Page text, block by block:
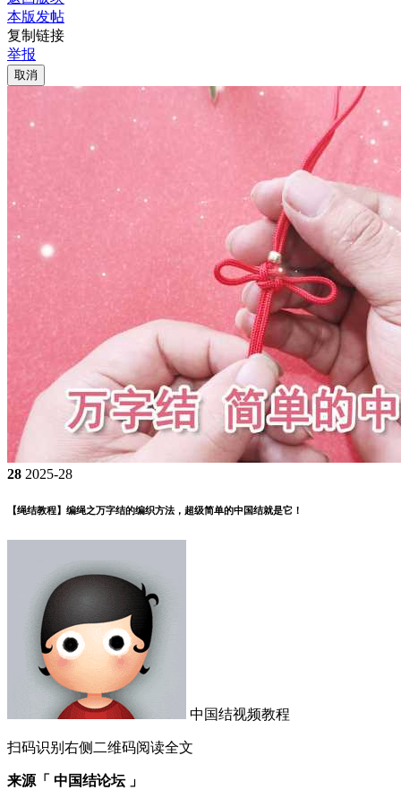
本版发帖
复制链接
举报
取消
28 2025-28
【绳结教程】编绳之万字结的编织方法，超级简单的中国结就是它！
中国结视频教程
扫码识别右侧二维码阅读全文
来源「 中国结论坛 」